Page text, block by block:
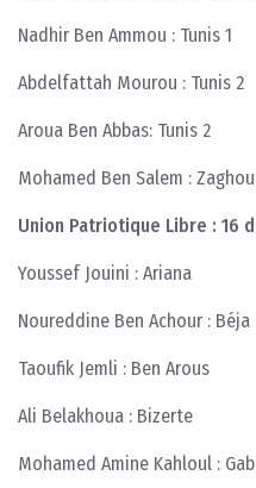
Nadhir Ben Ammou : Tunis 1
Abdelfattah Mourou : Tunis 2
Aroua Ben Abbas: Tunis 2
Mohamed Ben Salem :
Union Patriotique Libre : 16
Youssef Jouini : Ariana
Noureddine Ben Achour : Béja
Taoufik Jemli : Ben Arous
Ali Belakhoua : Bizerte
Mohamed Amine Kahloul :